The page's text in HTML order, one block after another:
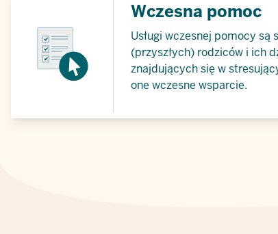
Wczesna pomoc
Usługi wczesnej pomocy
(przyszłych) rodziców i ich
znajdujących się w
one wczesne wsparcie.